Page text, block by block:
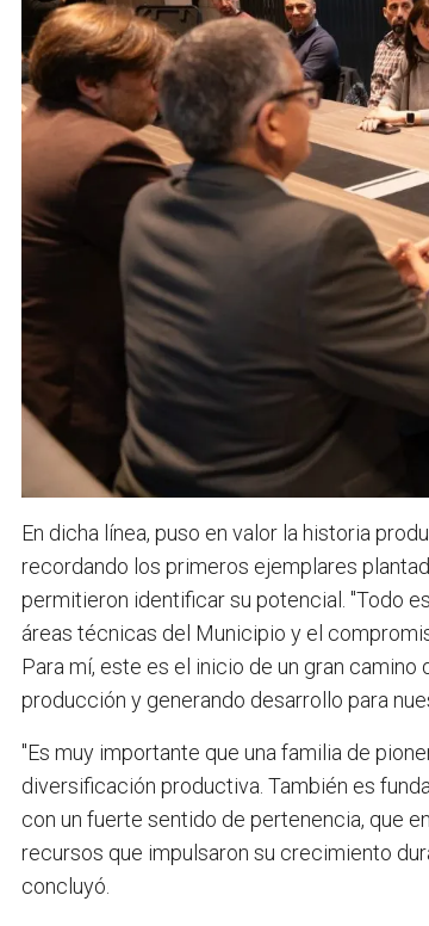
En dicha línea, puso en valor la historia
recordando los primeros ejemplares
permitieron identificar su potencial. "Todo
áreas técnicas del Municipio y el
Para mí, este es el inicio de un gran
producción y generando desarrollo para
"Es muy importante que una familia de
diversificación productiva. También es
con un fuerte sentido de pertenencia, que
recursos que impulsaron su crecimiento
concluyó.